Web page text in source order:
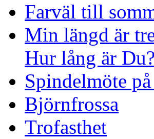
Farväl till
Min längd är
Hur lång är Du?
Spindelmöte
Björnfrossa
Trofasthet